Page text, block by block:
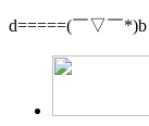
d=====(￣▽￣*)b